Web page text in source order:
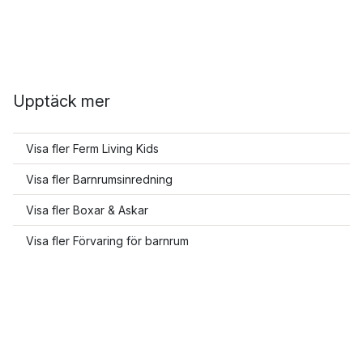
Upptäck mer
Visa fler Ferm Living Kids
Visa fler Barnrumsinredning
Visa fler Boxar & Askar
Visa fler Förvaring för barnrum